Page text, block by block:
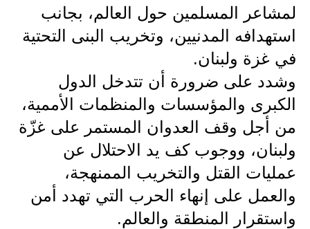
المرحلة الاعدادية
كتب مدرسية
المرحلة الابتدائية
المرحلة المتوسطة
المرحلة الاعدادية
ملازم دراسية
المرحلة الابتدائية
لمشاعر المسلمين حول العالم، بجانب
استهدافه المدنيين، وتخريب البنى التحتية
في غزة ولبنان.
وشدد على ضرورة أن تتدخل الدول
الكبرى والمؤسسات والمنظمات الأممية،
من أجل وقف العدوان المستمر على غزّة
ولبنان، ووجوب كف يد الاحتلال عن
عمليات القتل والتخريب الممنهجة،
والعمل على إنهاء الحرب التي تهدد أمن
واستقرار المنطقة والعالم.